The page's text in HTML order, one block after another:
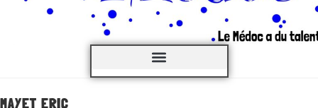
MAYET ERIC